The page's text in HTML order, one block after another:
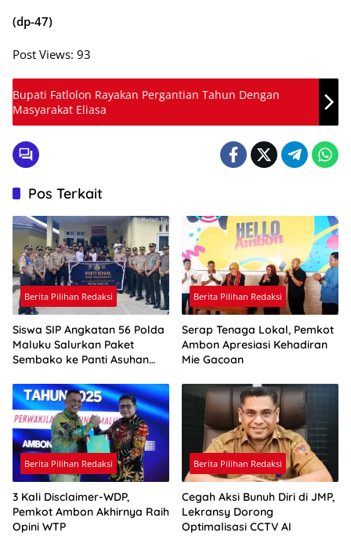
(dp-47)
Post Views: 93
Bupati Fatlolon Rayakan Pergantian Tahun Dengan
Masyarakat Eliasa
Pos Terkait
Berita Pilihan Redaksi
Siswa SIP Angkatan 56 Polda
Maluku Salurkan Paket
Sembako ke Panti Asuhan
Berita Pilihan Redaksi
Serap Tenaga Lokal, Pemkot
Ambon Apresiasi Kehadiran
Mie Gacoan
Berita Pilihan Redaksi
3 Kali Disclaimer-WDP,
Pemkot Ambon Akhirnya Raih
Opini WTP
Berita Pilihan Redaksi
Cegah Aksi Bunuh Diri di JMP,
Lekransy Dorong
Optimalisasi CCTV AI